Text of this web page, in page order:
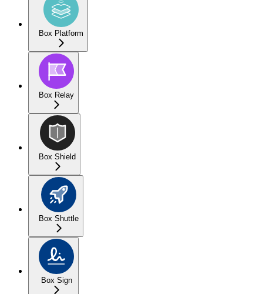
Box Platform
Box Relay
Box Shield
Box Shuttle
Box Sign